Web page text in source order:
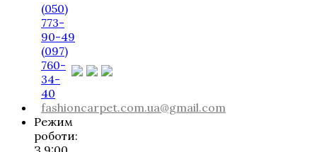
(050)
773-
90-49
(097)
760-
34-
40
fashioncarpet.com.ua@gmail.com
Режим
роботи: